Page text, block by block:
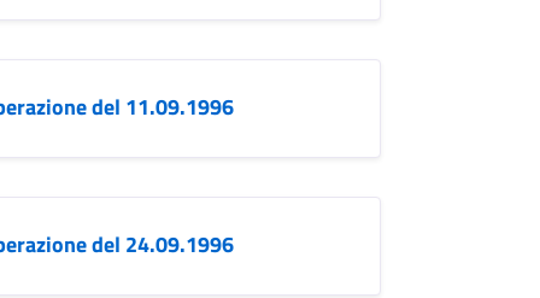
del 11.09.1996
del 24.09.1996